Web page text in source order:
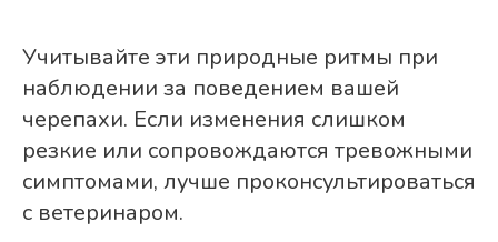
Учитывайте эти природные ритмы при
наблюдении за поведением вашей
черепахи. Если изменения слишком
резкие или сопровождаются тревожными
симптомами, лучше проконсультироваться
с ветеринаром.